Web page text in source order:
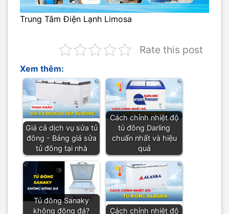
Trung Tâm Điện Lạnh Limosa
Rate this post
Xem thêm:
Giá cả dịch vụ sửa tủ
đông - Bảng giá sửa
tủ đông tại nhà
Cách chỉnh nhiệt độ
tủ đông Darling
chuẩn nhất và hiệu
quả
Tủ đông Sanaky
không đông đá?
Cách chỉnh nhiệt độ